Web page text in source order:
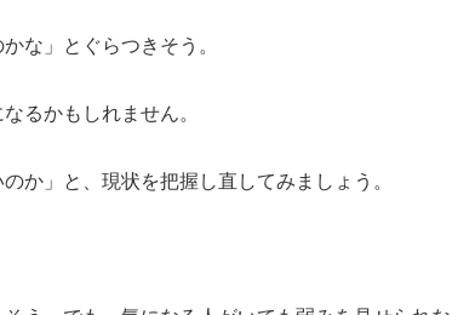
な」とぐらつきそう。
るかもしれません。
か」と、現状を把握し直してみましょう。